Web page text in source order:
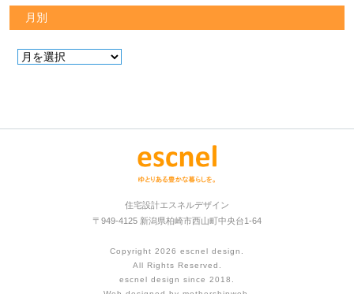
月別
住宅設計エスネルデザイン
〒949-4125 新潟県柏崎市西山町中央台1-64
Copyright 2026 escnel design .
All Rights Reserved.
escnel design since 2018.